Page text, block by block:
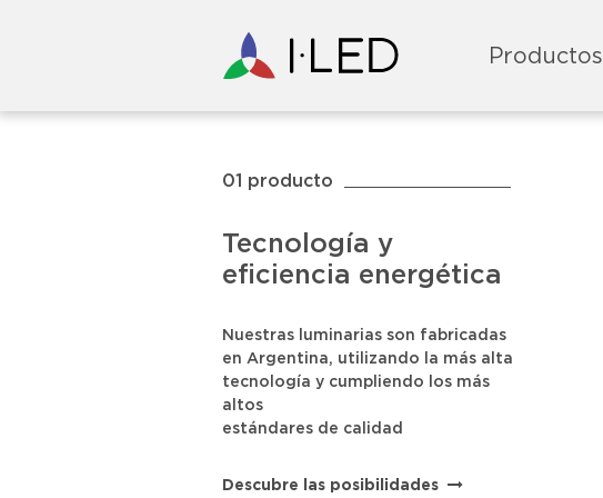
Productos
01 producto
Tecnología y
eficiencia energética
Nuestras luminarias son fabricadas
en Argentina, utilizando la más alta
tecnología y cumpliendo los más
altos
estándares de calidad
Descubre las posibilidades